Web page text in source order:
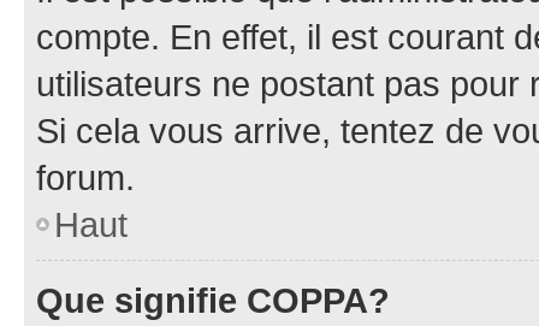
compte. En effet, il est courant
utilisateurs ne postant pas pour
Si cela vous arrive, tentez de
forum.
Haut
Que signifie COPPA?